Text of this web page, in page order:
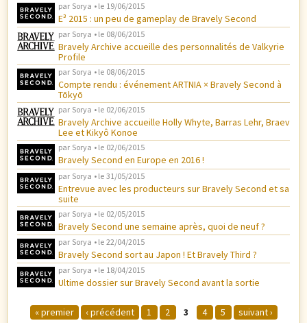
par Sorya • le 19/06/2015
E³ 2015 : un peu de gameplay de Bravely Second
par Sorya • le 08/06/2015
Bravely Archive accueille des personnalités de Valkyrie
Profile
par Sorya • le 08/06/2015
Compte rendu : événement ARTNIA × Bravely Second à
Tōkyō
par Sorya • le 02/06/2015
Bravely Archive accueille Holly Whyte, Barras Lehr, Braev
Lee et Kikyô Konoe
par Sorya • le 02/06/2015
Bravely Second en Europe en 2016 !
par Sorya • le 31/05/2015
Entrevue avec les producteurs sur Bravely Second et sa
suite
par Sorya • le 02/05/2015
Bravely Second une semaine après, quoi de neuf ?
par Sorya • le 22/04/2015
Bravely Second sort au Japon ! Et Bravely Third ?
par Sorya • le 18/04/2015
Ultime dossier sur Bravely Second avant la sortie
« premier ‹ précédent 1 2 3 4 5 suivant ›